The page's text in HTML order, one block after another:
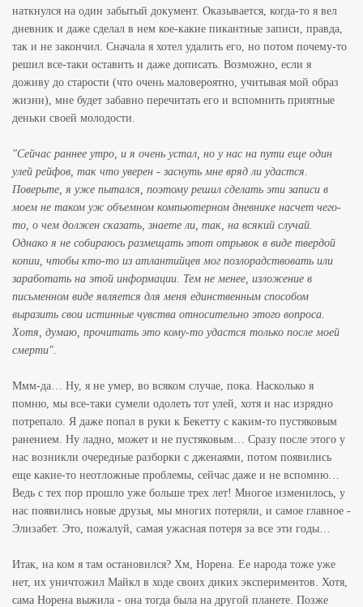
наткнулся на один забытый документ. Оказывается, когда-то я вел
дневник и даже сделал в нем кое-какие пикантные записи, правда,
так и не закончил. Сначала я хотел удалить его, но потом почему-то
решил все-таки оставить и даже дописать. Возможно, если я
доживу до старости (что очень маловероятно, учитывая мой образ
жизни), мне будет забавно перечитать его и вспомнить приятные
деньки своей молодости.
"Сейчас раннее утро, и я очень устал, но у нас на пути еще один
улей рейфов, так что уверен - заснуть мне вряд ли удастся.
Поверьте, я уже пытался, поэтому решил сделать эти записи в
моем не таком уж объемном компьютерном дневнике насчет чего-
то, о чем должен сказать, знаете ли, так, на всякий случай.
Однако я не собираюсь размещать этот отрывок в виде твердой
копии, чтобы кто-то из атлантийцев мог позлорадствовать или
заработать на этой информации. Тем не менее, изложение в
письменном виде является для меня единственным способом
выразить свои истинные чувства относительно этого вопроса.
Хотя, думаю, прочитать это кому-то удастся только после моей
смерти".
Ммм-да… Ну, я не умер, во всяком случае, пока. Насколько я
помню, мы все-таки сумели одолеть тот улей, хотя и нас изрядно
потрепало. Я даже попал в руки к Бекетту с каким-то пустяковым
ранением. Ну ладно, может и не пустяковым… Сразу после этого у
нас возникли очередные разборки с дженаями, потом появились
еще какие-то неотложные проблемы, сейчас даже и не вспомню…
Ведь с тех пор прошло уже больше трех лет! Многое изменилось, у
нас появились новые друзья, мы многих потеряли, и самое главное -
Элизабет. Это, пожалуй, самая ужасная потеря за все эти годы…
Итак, на ком я там остановился? Хм, Норена. Ее народа тоже уже
нет, их уничтожил Майкл в ходе своих диких экспериментов. Хотя,
сама Норена выжила - она тогда была на другой планете. Позже